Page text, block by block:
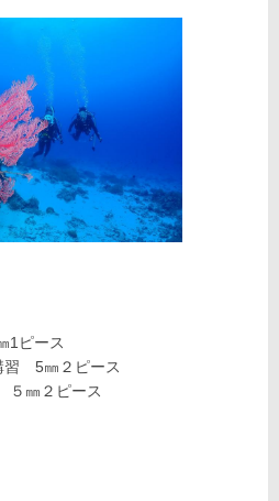
ピース
習 5㎜２ピース
㎜２ピース